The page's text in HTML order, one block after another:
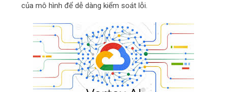
của mô hình để dễ dàng kiểm soát lỗi.